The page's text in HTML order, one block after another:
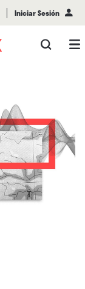
Iniciar Sesión